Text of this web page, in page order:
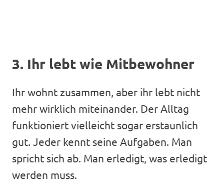
3. Ihr lebt wie Mitbewohner
Ihr wohnt zusammen, aber ihr lebt nicht
mehr wirklich miteinander. Der Alltag
funktioniert vielleicht sogar erstaunlich
gut. Jeder kennt seine Aufgaben. Man
spricht sich ab. Man erledigt, was erledigt
werden muss.